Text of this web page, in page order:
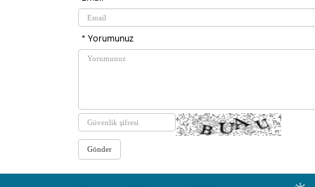
* Yorumunuz